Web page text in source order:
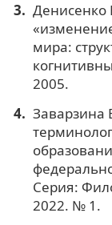
Денисенко
мира:
2005.
Заварзина
Серия:
2022. № 1.